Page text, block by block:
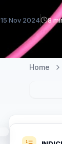
15 Nov 2024 8
Home